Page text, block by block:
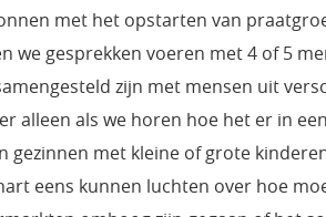
met het opstarten van
we gesprekken voeren met 4 of 5
zijn met mensen uit
alleen als we horen hoe het er in
gezinnen met kleine of grote
eens kunnen luchten over hoe